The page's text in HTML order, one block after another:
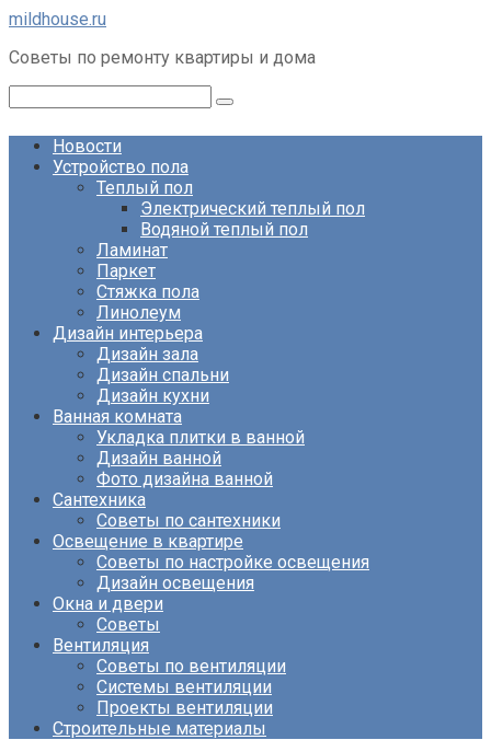
Перейти
контенту
mildhouse.ru
Советы по ремонту квартиры и дома
Новости
Устройство пола
Теплый пол
Электрический теплый пол
Водяной теплый пол
Ламинат
Паркет
Стяжка пола
Линолеум
Дизайн интерьера
Дизайн зала
Дизайн спальни
Дизайн кухни
Ванная комната
Укладка плитки в ванной
Дизайн ванной
Фото дизайна ванной
Сантехника
Советы по сантехники
Освещение в квартире
Советы по настройке освещения
Дизайн освещения
Окна и двери
Советы
Вентиляция
Советы по вентиляции
Системы вентиляции
Проекты вентиляции
Строительные материалы